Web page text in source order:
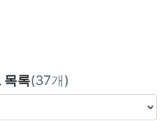
목록(37개)